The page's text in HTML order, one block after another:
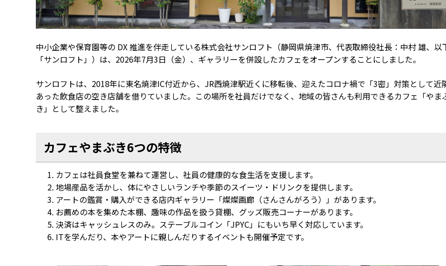
中小企業や保育園等の DX 推進を伴走している株式会社サンロフト（静岡県焼津市、代表取締役社長：中村 雄、以
「サンロフト」）は、2026年7月3日（金）、ギャラリーを併設したカフェをオープンすることにしました。
サンロフトは、2018年に東名焼津IC付近から、JR西焼津駅近くに移転後、迎えたコロナ禍で「3密」対策として近
あった飲食店の空き店舗を借りていました。この場所を社員だけでなく、 地域の皆さんも利用できるカフェ「やま
き」として整えました。
カフェやまぶき6つの特徴
カフェは社員食堂を兼ねて運営し、社員の健康的な食生活を支援します。
地場産品を活かし、体にやさしいランチや季節のスイーツ・ドリンクを提供します。
アートの鑑賞・購入ができる店内ギャラリー「燦燦画廊（さんさんがろう）」があります。
お薦めの本を集めた本棚、趣味の作品を扱う貸棚、グッズ販売コーナーがあります。
決済はキャッシュレスのみ。ステーブルコイン「JPYC」にもいち早く対応しています。
ITを学んだり、本やアートに親しんだりするイベントも開催予定です。